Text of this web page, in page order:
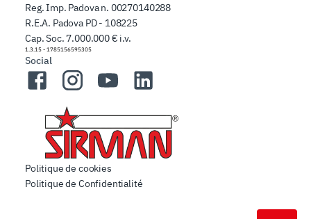
Reg. Imp. Padova n. 00270140288
R.E.A. Padova PD - 108225
Cap. Soc. 7.000.000 € i.v.
1.3.15 - 1785156595305
Social
FacebookInstagramYouTubeLinkedIn
Politique de cookies
Politique de Confidentialité